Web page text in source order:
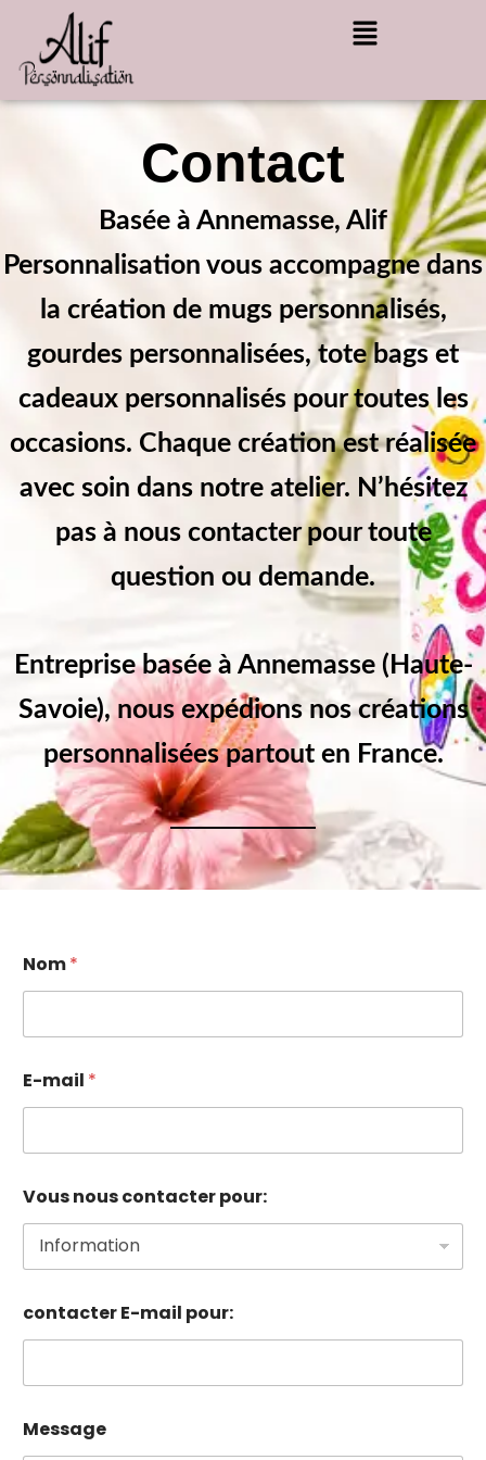
contenu
Menu
Contact
Basée à Annemasse, Alif
Personnalisation vous accompagne dans
la création de mugs personnalisés,
gourdes personnalisées, tote bags et
cadeaux personnalisés pour toutes les
occasions. Chaque création est réalisée
avec soin dans notre atelier. N’hésitez
pas à nous contacter pour toute
question ou demande.
Entreprise basée à Annemasse (Haute-
Savoie), nous expédions nos créations
personnalisées partout en France.
Nom*
E-mail *
Vous nous contacter pour:
contacter E-mail pour:
Message